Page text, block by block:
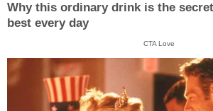
Why this ordinary drink is the
best every day
CTA Love